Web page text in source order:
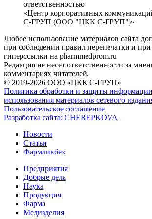
ответственностью
«Центр корпоративных
С-ГРУП (ООО "ЦКК С-ГРУП")»
Любое использование материалов сайта
при соблюдении правил перепечатки и
гиперссылки на pharmmedprom.ru
Редакция не несет ответственности за
комментариях читателей.
© 2019-2026 ООО «ЦКК С-ГРУП»
Политика обработки и защиты информации
использования материалов сетевого
Пользовательское соглашение
Разработка сайта: CHEREPKOVA
Новости
Статьи
Фармликбез
Предприятия
Добрые дела
Наука
Продукция
Фарма
Медизделия